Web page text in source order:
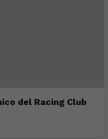
del Racing Club